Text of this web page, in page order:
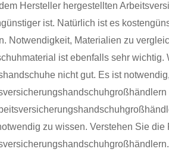
Hersteller hergestellten
ist. Natürlich ist es
Notwendigkeit, Materialien zu
ist ebenfalls sehr
nicht gut. Es ist
zu wissen. Verstehen Sie